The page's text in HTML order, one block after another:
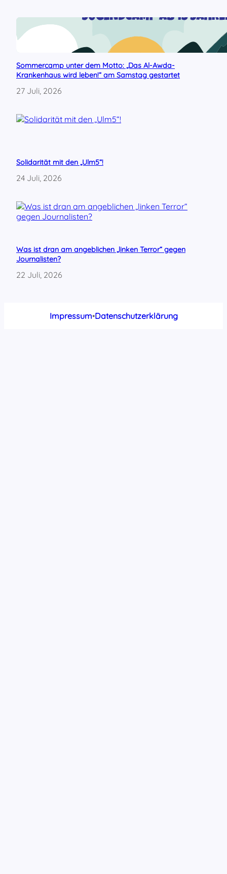
Sommercamp unter dem Motto: „Das Al-Awda-
Krankenhaus wird leben!“ am Samstag gestartet
27 Juli, 2026
Solidarität mit den „Ulm5“!
24 Juli, 2026
Was ist dran am angeblichen „linken Terror“ gegen
Journalisten?
22 Juli, 2026
Impressum•Datenschutzerklärung